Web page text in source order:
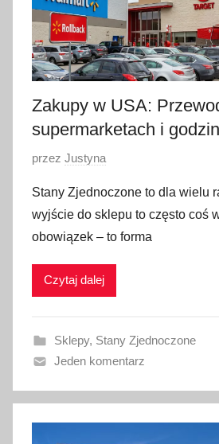
i
a
2
0
2
3
Zakupy w USA:
supermarketach i
O
u
b
l
i
a
n
4
s
przez Justyna
Stany Zjednoczone to dla wielu
wyjście do sklepu to często coś
obowiązek – to forma
Czytaj dalej
Sklepy, Stany Zjednoczone
Jeden komentarz